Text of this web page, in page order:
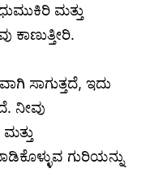
ಮತ್ತು
ಕಾಣುತ್ತೀರಿ.
ಸಾಗುತ್ತದೆ, ಇದು
ನೀವು
ಗುರಿಯನ್ನು